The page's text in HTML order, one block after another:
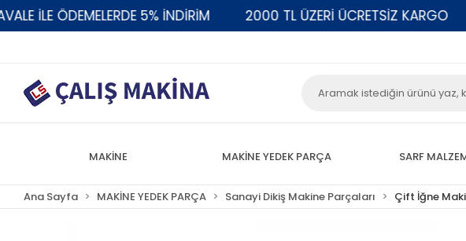
İLE ÖDEMELERDE 5% İNDİRİM 2000 TL ÜZERİ ÜCRETSİZ KARGO
MAKİNE MAKİNE YEDEK PARÇA SARF
Ana Sayfa MAKİNE YEDEK PARÇA Sanayi Dikiş Makine Parçaları Çift İğne